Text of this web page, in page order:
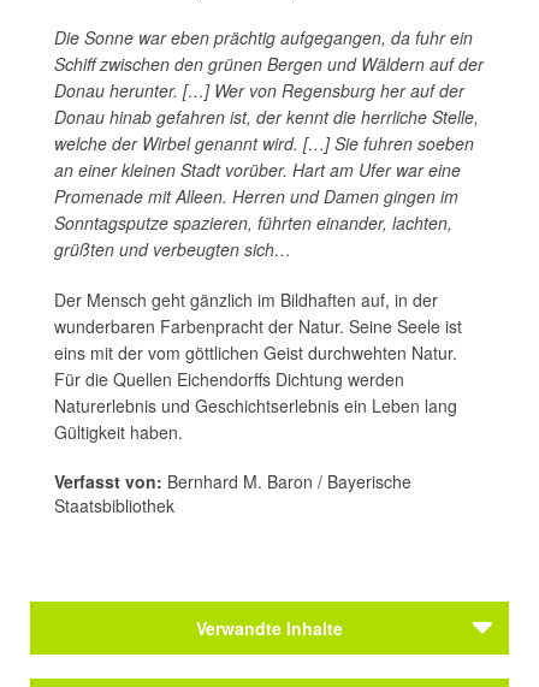
Die Sonne war eben prächtig aufgegangen, da fuhr ein
Schiff zwischen den grünen Bergen und Wäldern auf der
Donau herunter. […] Wer von Regensburg her auf der
Donau hinab gefahren ist, der kennt die herrliche Stelle,
welche der Wirbel genannt wird. […] Sie fuhren soeben
an einer kleinen Stadt vorüber. Hart am Ufer war eine
Promenade mit Alleen. Herren und Damen gingen im
Sonntagsputze spazieren, führten einander, lachten,
grüßten und verbeugten sich…
Der Mensch geht gänzlich im Bildhaften auf, in der
wunderbaren Farbenpracht der Natur. Seine Seele ist
eins mit der vom göttlichen Geist durchwehten Natur.
Für die Quellen Eichendorffs Dichtung werden
Naturerlebnis und Geschichtserlebnis ein Leben lang
Gültigkeit haben.
Verfasst von: Bernhard M. Baron / Bayerische
Staatsbibliothek
Verwandte Inhalte